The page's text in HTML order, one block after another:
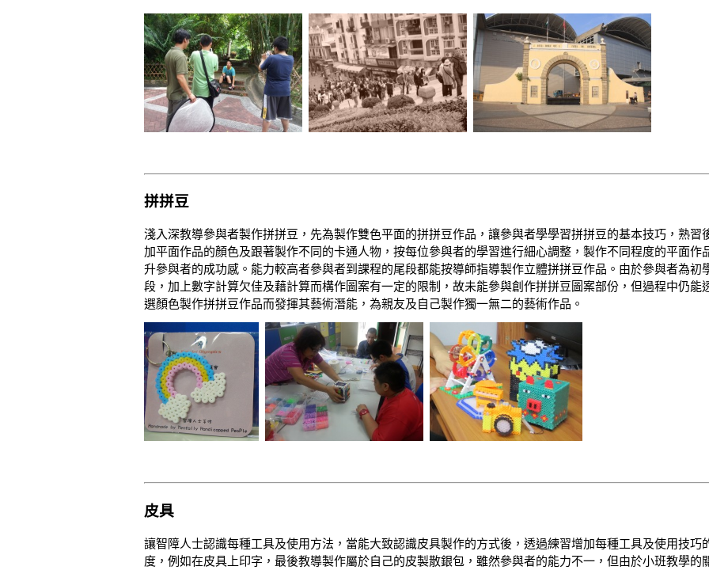
拼拼豆
淺入深教導參與者製作拼拼豆，先為製作雙色平面的拼拼豆作品，讓參與者學學習拼拼豆的基本技巧，熟習
加平面作品的顏色及跟著製作不同的卡通人物，按每位參與者的學習進行細心調整，製作不同程度的平面作
升參與者的成功感。能力較高者參與者到課程的尾段都能按導師指導製作立體拼拼豆作品。由於參與者為初
段，加上數字計算欠佳及藉計算而構作圖案有一定的限制，故未能參與創作拼拼豆圖案部份，但過程中仍能
選顏色製作拼拼豆作品而發揮其藝術潛能，為親友及自己製作獨一無二的藝術作品。
皮具
讓智障人士認識每種工具及使用方法，當能大致認識皮具製作的方式後，透過練習增加每種工具及使用技巧
度，例如在皮具上印字，最後教導製作屬於自己的皮製散銀包，雖然參與者的能力不一，但由於小班教學的